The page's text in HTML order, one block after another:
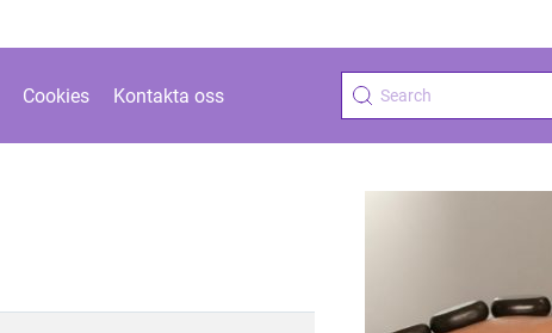
Cookies Kontakta oss